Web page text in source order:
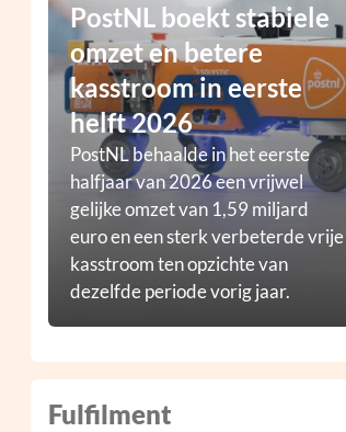
PostNL boekt stabiele
omzet en betere
kasstroom in eerste
helft 2026
PostNL behaalde in het eerste
halfjaar van 2026 een vrijwel
gelijke omzet van 1,59 miljard
euro en een sterk verbeterde vrije
kasstroom ten opzichte van
dezelfde periode vorig jaar.
Fulfilment